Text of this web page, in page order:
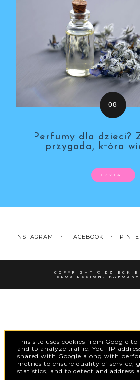
Perfumy dla dzieci?
przygoda, która
CZYTAJ
INSTAGRAM FACEBOOK
COPYRIGHT ©
BLOG DESIGN:
This site uses cookies from Google to
and to analyze traffic. Your IP
shared with Google along with
metrics to ensure quality of service,
statistics, and to detect and address